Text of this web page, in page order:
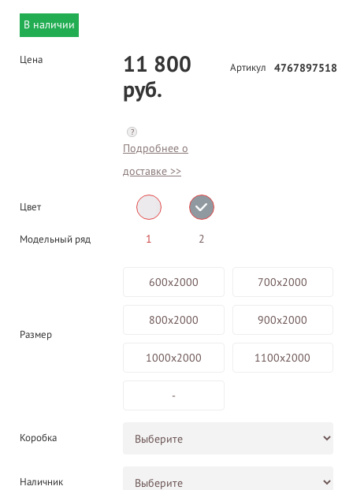
В наличии
Цена
11 800
руб.
?
Подробнее о
доставке >>
Артикул 4767897518
Цвет
Модельный ряд 1 2
Размер
600х2000 700х2000
800х2000 900х2000
1000х2000 1100х2000
-
Коробка
Наличник